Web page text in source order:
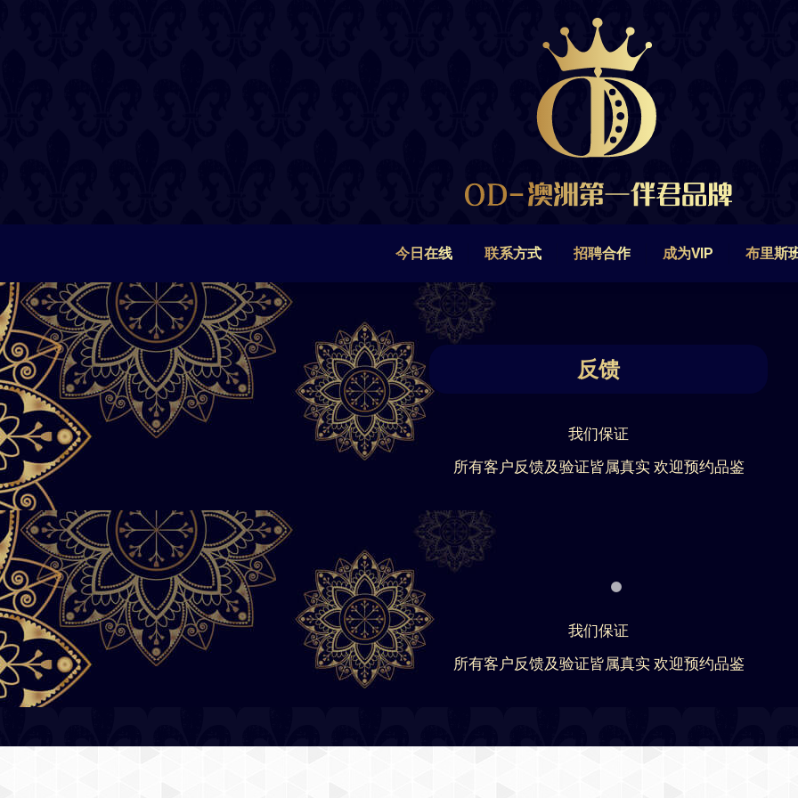
今日在线 联系方式 招聘合作 成为VIP 布里斯
反馈
我们保证
所有客户反馈及验证皆属真实 欢迎预约品鉴
我们保证
所有客户反馈及验证皆属真实 欢迎预约品鉴
招聘合作